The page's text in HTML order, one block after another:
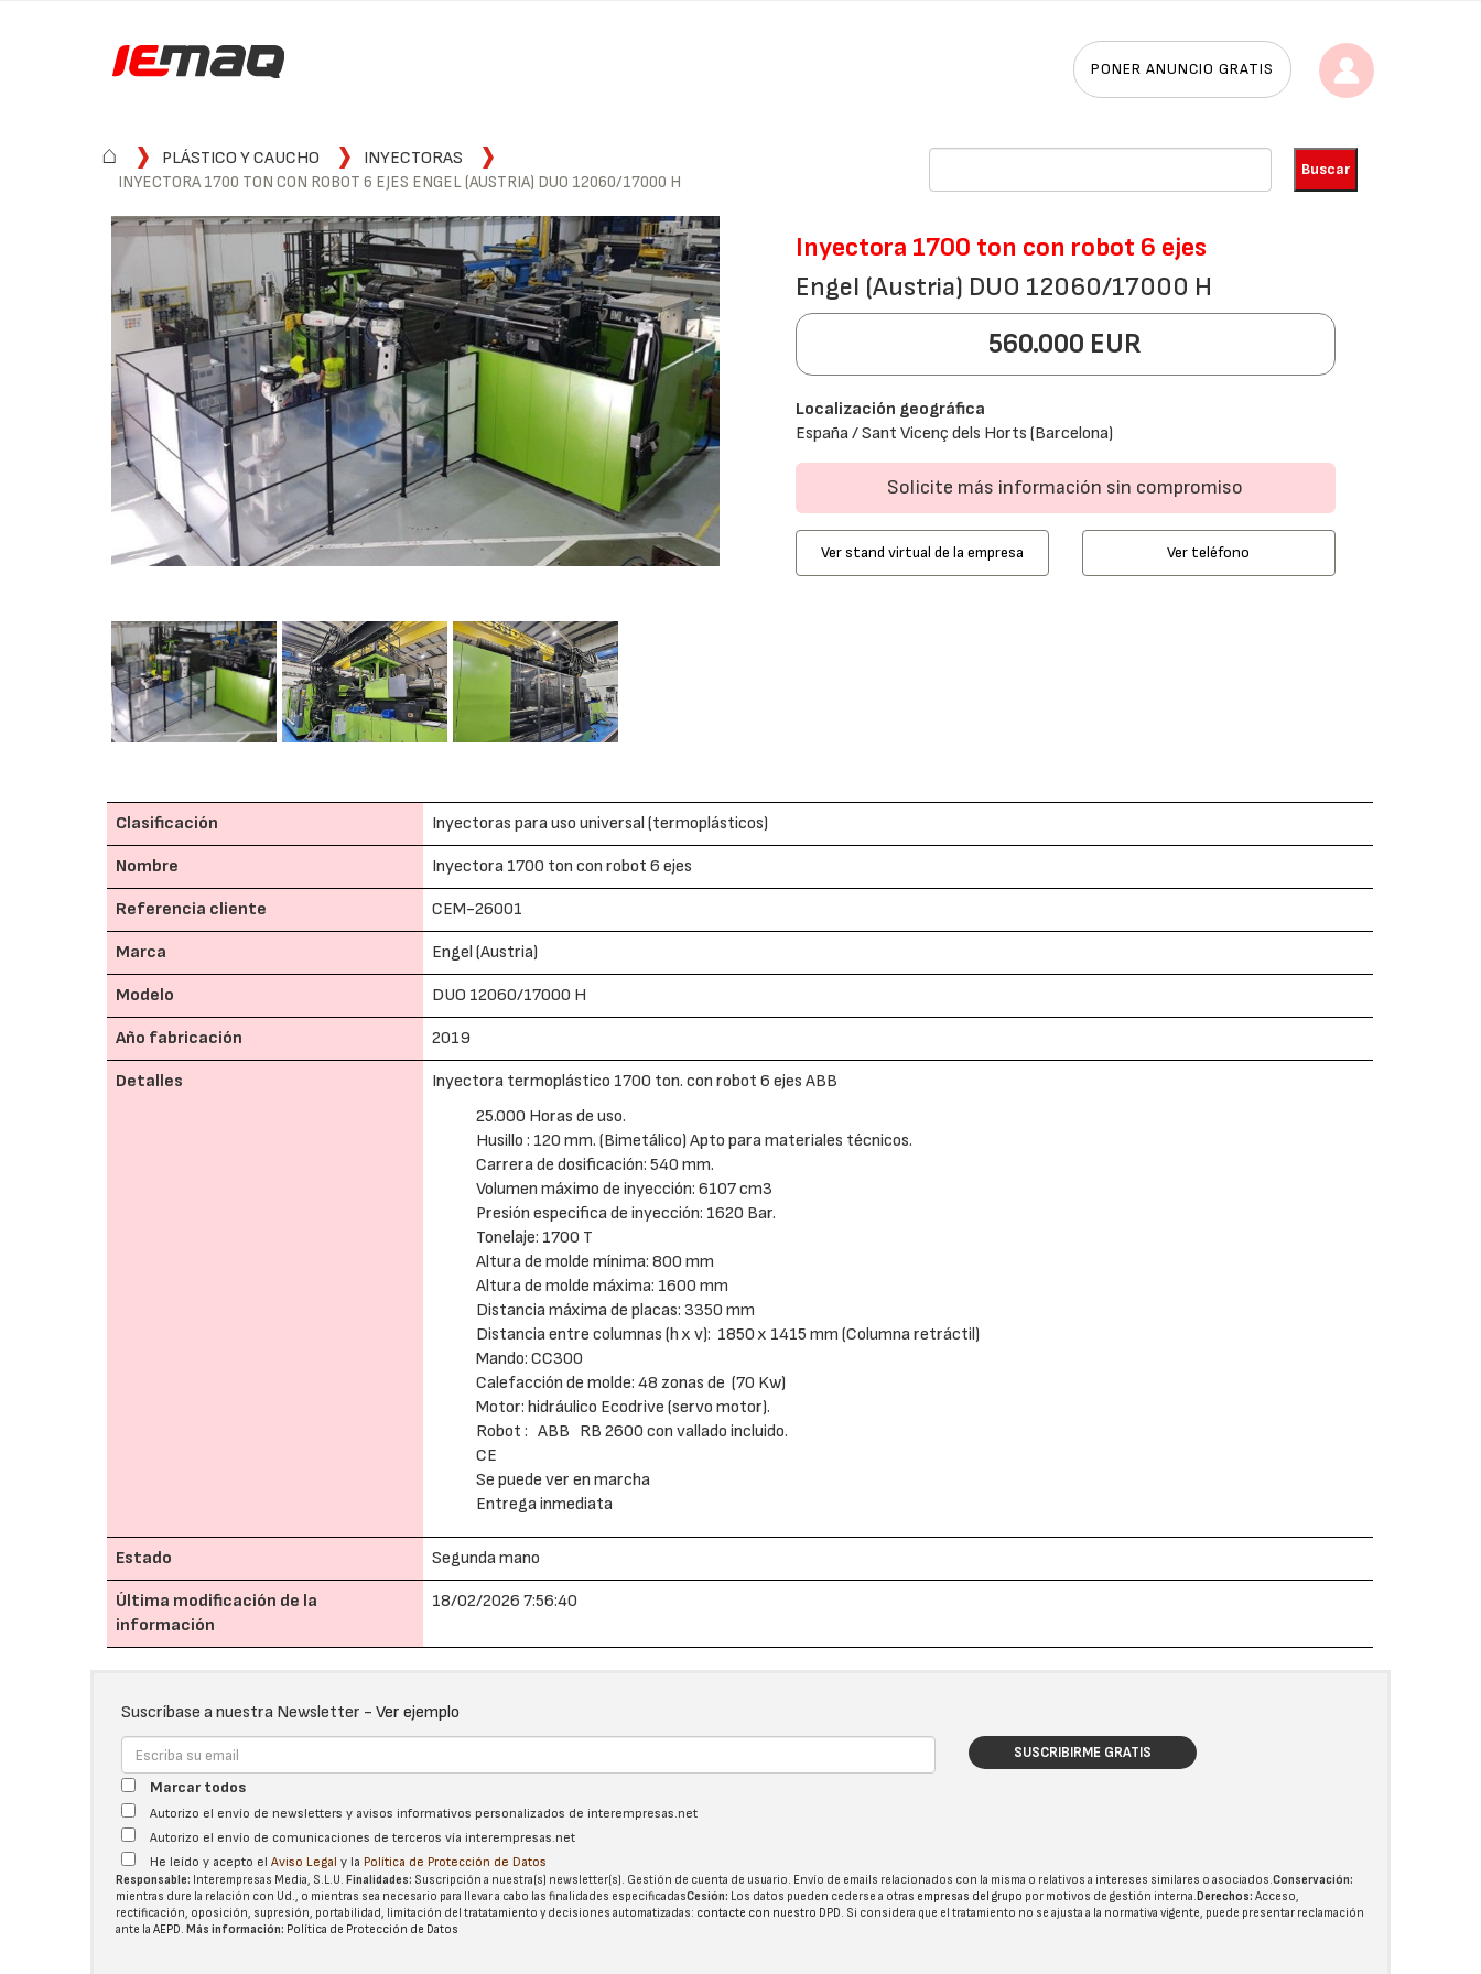
PONER ANUNCIO GRATIS
⌂ PLÁSTICO Y CAUCHO
INYECTORAS
INYECTORA 1700 TON CON ROBOT 6 EJES ENGEL (AUSTRIA) DUO 12060/17000 H
Inyectora 1700 ton con robot 6 ejes
Engel (Austria) DUO 12060/17000 H
560.000 EUR
Localización geográfica
España / Sant Vicenç dels Horts (Barcelona)
Solicite más información sin compromiso
Ver stand virtual de la empresa Ver teléfono
Clasificación Inyectoras para uso universal (termoplásticos)
Nombre Inyectora 1700 ton con robot 6 ejes
Referencia cliente CEM-26001
Marca Engel (Austria)
Modelo DUO 12060/17000 H
Año fabricación 2019
Detalles
Inyectora termoplástico 1700 ton. con robot 6 ejes ABB
25.000 Horas de uso.
Husillo : 120 mm. (Bimetálico) Apto para materiales técnicos.
Carrera de dosificación: 540 mm.
Volumen máximo de inyección: 6107 cm3
Presión especifica de inyección: 1620 Bar.
Tonelaje: 1700 T
Altura de molde mínima: 800 mm
Altura de molde máxima: 1600 mm
Distancia máxima de placas: 3350 mm
Distancia entre columnas (h x v): 1850 x 1415 mm (Columna retráctil)
Mando: CC300
Calefacción de molde: 48 zonas de (70 Kw)
Motor: hidráulico Ecodrive (servo motor).
Robot : ABB RB 2600 con vallado incluido.
CE
Se puede ver en marcha
Entrega inmediata
Estado Segunda mano
Última modificación de la
información
18/02/2026 7:56:40
Suscríbase a nuestra Newsletter -Ver ejemplo
SUSCRIBIRME GRATIS
Marcar todos
Autorizo el envío de newsletters y avisos informativos personalizados de interempresas.net
Autorizo el envío de comunicaciones de terceros vía interempresas.net
He leído y acepto elAviso Legal y la Política de Protección de Datos
Responsable: Interempresas Media, S.L.U.Finalidades: Suscripción a nuestra(s) newsletter(s). Gestión de cuenta de usuario. Envío de emails relacionados con la misma o relativos a intereses similares o asociados.Conservación:
mientras dure la relación con Ud., o mientras sea necesario para llevar a cabo las finalidades especificadasCesión: Los datos pueden cederse a otras empresas del grupo por motivos de gestión interna.Derechos: Acceso,
rectificación, oposición, supresión, portabilidad, limitación del tratatamiento y decisiones automatizadas: contacte con nuestro DPD. Si considera que el tratamiento no se ajusta a la normativa vigente, puede presentar reclamación
ante laAEPD.Más información: Política de Protección de Datos